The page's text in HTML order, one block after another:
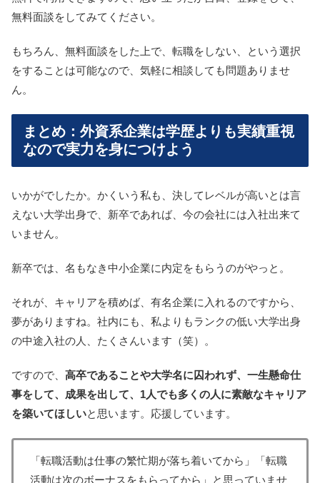
無料面談をしてみてください。
もちろん、無料面談をした上で、転職をしない、という選択
をすることは可能なので、気軽に相談しても問題ありませ
ん。
まとめ：外資系企業は学歴よりも実績重視
なので実力を身につけよう
いかがでしたか。かくいう私も、決してレベルが高いとは言
えない大学出身で、新卒であれば、今の会社には入社出来て
いません。
新卒では、名もなき中小企業に内定をもらうのがやっと。
それが、キャリアを積めば、有名企業に入れるのですから、
夢がありますね。社内にも、私よりもランクの低い大学出身
の中途入社の人、たくさんいます（笑）。
ですので、 高卒であることや大学名に囚われず、一生懸命仕
事をして、成果を出して、1人でも多くの人に素敵なキャリア
を築いてほしいと思います。応援しています。
「転職活動は仕事の繁忙期が落ち着いてから」「転職
活動は次のボーナスをもらってから」と思っていませ